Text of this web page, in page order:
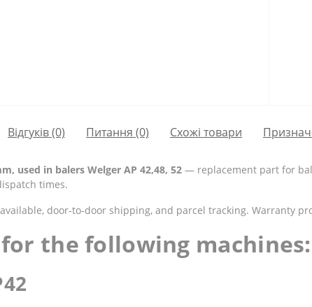
Відгуків (0) Питання (0) Схожі товари
used in balers Welger AP 42,48, 52 — replacement part for
times.
door-to-door shipping, and parcel tracking. Warranty
the following machines: